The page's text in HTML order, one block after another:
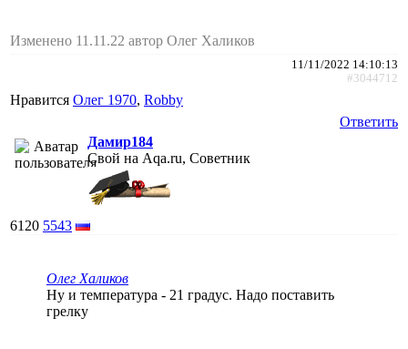
Изменено 11.11.22 автор Олег Халиков
11/11/2022 14:10:13
#3044712
Нравится Олег 1970, Robby
Ответить
Дамир184
Свой на Aqa.ru, Советник
6120 5543
Олег Халиков
Ну и температура - 21 градус. Надо поставить
грелку